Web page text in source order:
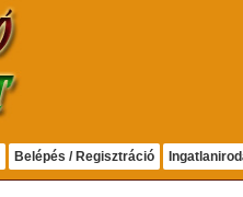
Belépés / Regisztráció